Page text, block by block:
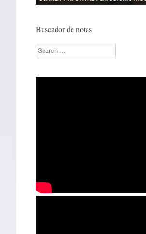
Buscador de notas
Search